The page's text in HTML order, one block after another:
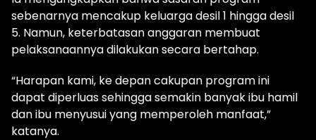
sebenarnya mencakup keluarga desil 1 hingga desil
5. Namun, keterbatasan anggaran membuat
pelaksanaannya dilakukan secara bertahap.
“Harapan kami, ke depan cakupan program ini
dapat diperluas sehingga semakin banyak ibu hamil
dan ibu menyusui yang memperoleh manfaat,”
katanya.